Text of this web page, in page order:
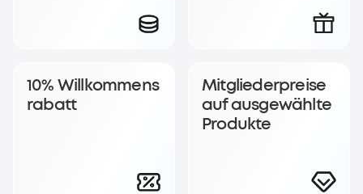
10% Willkommens
rabatt
Mitgliederpreise
auf ausgewählte
Produkte